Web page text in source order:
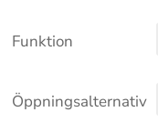
Funktion
Öppningsalternativ